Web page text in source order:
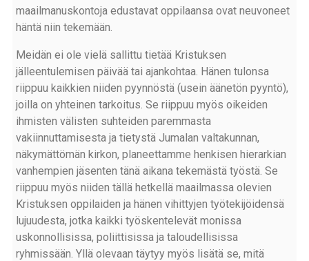
maailmanuskontoja edustavat oppilaansa ovat neuvoneet
häntä niin tekemään.
Meidän ei ole vielä sallittu tietää Kristuksen
jälleentulemisen päivää tai ajankohtaa. Hänen tulonsa
riippuu kaikkien niiden pyynnöstä (usein äänetön pyyntö),
joilla on yhteinen tarkoitus. Se riippuu myös oikeiden
ihmisten välisten suhteiden paremmasta
vakiinnuttamisesta ja tietystä Jumalan valtakunnan,
näkymättömän kirkon, planeettamme henkisen hierarkian
vanhempien jäsenten tänä aikana tekemästä työstä. Se
riippuu myös niiden tällä hetkellä maailmassa olevien
Kristuksen oppilaiden ja hänen vihittyjen työtekijöidensä
lujuudesta, jotka kaikki työskentelevät monissa
uskonnollisissa, poliittisissa ja taloudellisissa
ryhmissään. Yllä olevaan täytyy myös lisätä se, mitä